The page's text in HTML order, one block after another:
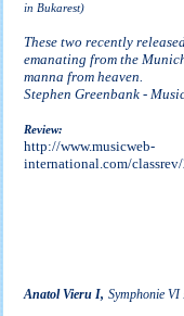
in Bukarest)
These two recently
emanating from the
manna from heaven.
Stephen Greenbank -
Review:
http://www.musicweb-
international.com/
Anatol Vieru I, Symphonie